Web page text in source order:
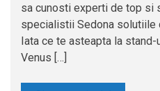
sa cunosti experti de top si
specialistii Sedona solutiile
Iata ce te asteapta la
Venus […]